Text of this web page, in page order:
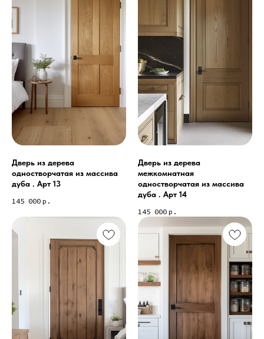
Дверь из дерева
одностворчатая из массива
дуба . Арт 13
145 000 р.
Дверь из дерева
межкомнатная
одностворчатая из массива
дуба . Арт 14
145 000 р.
Коллекции дверей, которые
могут вам понравиться